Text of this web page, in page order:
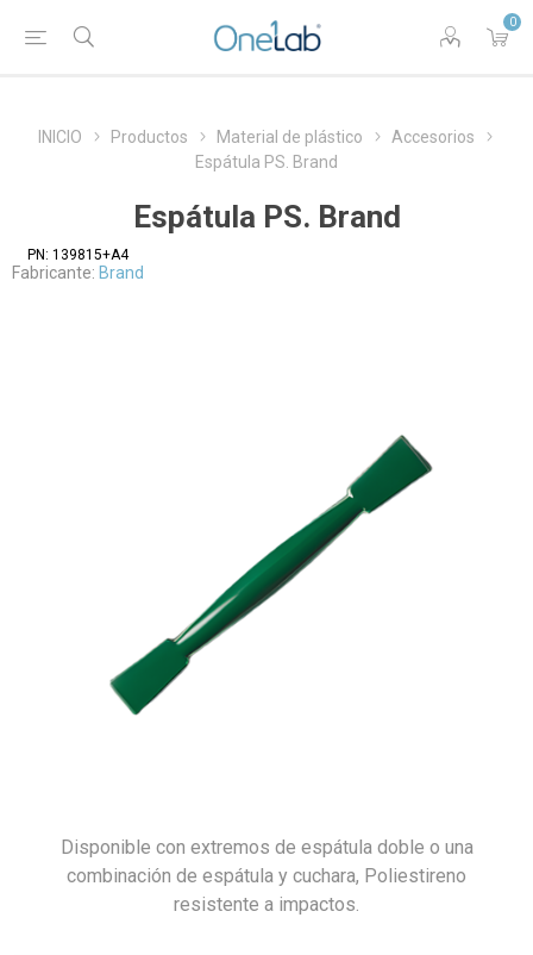
0
INICIO Productos Material de plástico
Accesorios
Espátula PS. Brand
Espátula PS. Brand
PN: 139815+A4
Fabricante: Brand
Disponible con extremos de espátula doble o una
combinación de espátula y cuchara, Poliestireno
resistente a impactos.